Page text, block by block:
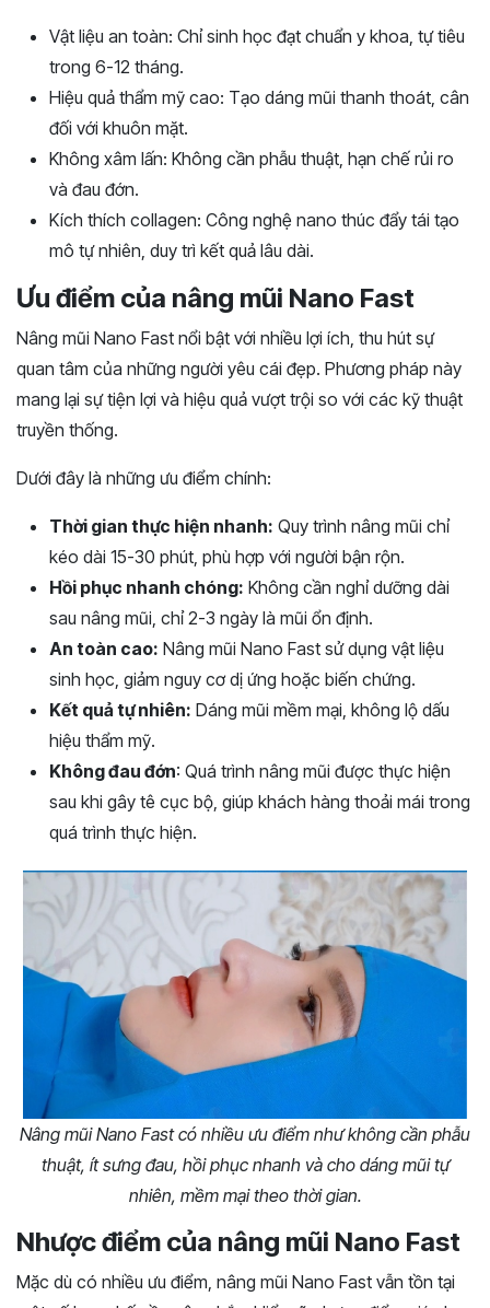
Vật liệu an toàn: Chỉ sinh học đạt chuẩn y khoa, tự tiêu
trong 6-12 tháng.
Hiệu quả thẩm mỹ cao: Tạo dáng mũi thanh thoát, cân
đối với khuôn mặt.
Không xâm lấn: Không cần phẫu thuật, hạn chế rủi ro
và đau đớn.
Kích thích collagen: Công nghệ nano thúc đẩy tái tạo
mô tự nhiên, duy trì kết quả lâu dài.
Ưu điểm của nâng mũi Nano Fast
Nâng mũi Nano Fast nổi bật với nhiều lợi ích, thu hút sự
quan tâm của những người yêu cái đẹp. Phương pháp này
mang lại sự tiện lợi và hiệu quả vượt trội so với các kỹ thuật
truyền thống.
Dưới đây là những ưu điểm chính:
Thời gian thực hiện nhanh: Quy trình nâng mũi chỉ
kéo dài 15-30 phút, phù hợp với người bận rộn.
Hồi phục nhanh chóng: Không cần nghỉ dưỡng dài
sau nâng mũi, chỉ 2-3 ngày là mũi ổn định.
An toàn cao: Nâng mũi Nano Fast sử dụng vật liệu
sinh học, giảm nguy cơ dị ứng hoặc biến chứng.
Kết quả tự nhiên: Dáng mũi mềm mại, không lộ dấu
hiệu thẩm mỹ.
Không đau đớn: Quá trình nâng mũi được thực hiện
sau khi gây tê cục bộ, giúp khách hàng thoải mái trong
quá trình thực hiện.
Nâng mũi Nano Fast có nhiều ưu điểm như không cần phẫu
thuật, ít sưng đau, hồi phục nhanh và cho dáng mũi tự
nhiên, mềm mại theo thời gian.
Nhược điểm của nâng mũi Nano Fast
Mặc dù có nhiều ưu điểm, nâng mũi Nano Fast vẫn tồn tại